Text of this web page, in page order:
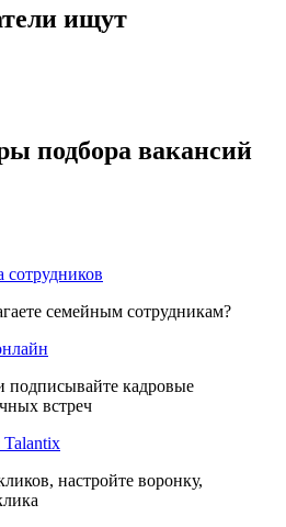
ищут
подбора вакансий
сотрудников
семейным сотрудникам?
подписывайте кадровые
встреч
Talantix
настройте воронку,